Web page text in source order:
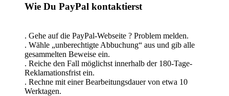
Wie Du PayPal kontaktierst
. Gehe auf die PayPal-Webseite ? Problem melden.
. Wähle „unberechtigte Abbuchung“ aus und gib alle
gesammelten Beweise ein.
. Reiche den Fall möglichst innerhalb der 180-Tage-
Reklamationsfrist ein.
. Rechne mit einer Bearbeitungsdauer von etwa 10
Werktagen.